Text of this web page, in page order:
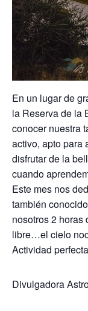
En un lugar de
la Reserva de la
conocer nuestra
activo, apto para
disfrutar de la
cuando
Este mes nos
también
nosotros 2 horas
libre…el cielo
Actividad
Divulgadora